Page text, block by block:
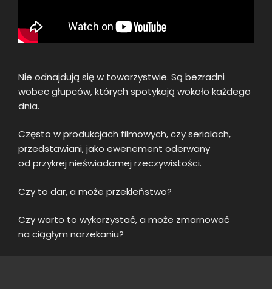
Nie odnajdują się w towarzystwie. Są bezradni
wobec głupców, których spotykają wokoło każdego
dnia.
Często w produkcjach filmowych, czy serialach,
przedstawiani, jako ewenement oderwany
od przykrej nieświadomej rzeczywistości.
Czy to dar, a może przekleństwo?
Czy warto to wykorzystać, a może zmarnować
na ciągłym narzekaniu?